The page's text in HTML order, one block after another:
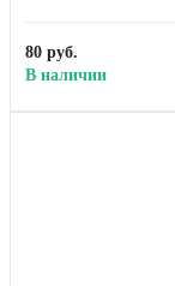
80 руб.
В наличии